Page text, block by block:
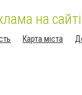
на сайті
Карта міста